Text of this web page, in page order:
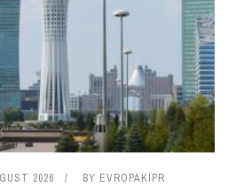
2026 BY EVROPAKIPR